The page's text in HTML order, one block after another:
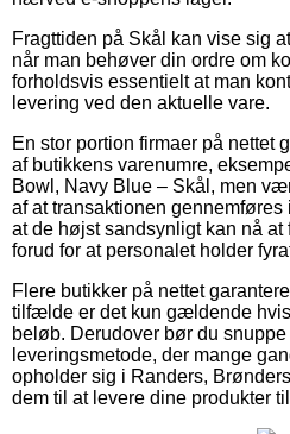
Fragttiden på Skål kan vise sig
når man behøver din ordre om
forholdsvis essentielt at man
levering ved den aktuelle vare.
En stor portion firmaer på nettet
af butikkens varenumre,
Bowl, Navy Blue – Skål, men
af at transaktionen gennemføres
at de højst sandsynligt kan nå at
forud for at personalet holder
Flere butikker på nettet
tilfælde er det kun gældende
beløb. Derudover bør du
leveringsmetode, der mange
opholder sig i Randers,
dem til at levere dine produkter